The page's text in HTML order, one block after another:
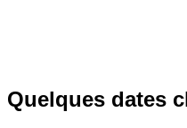
Quelques dates